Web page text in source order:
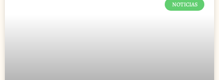
NOTICIAS